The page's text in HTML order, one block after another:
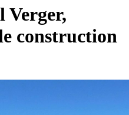
Verger,
construction